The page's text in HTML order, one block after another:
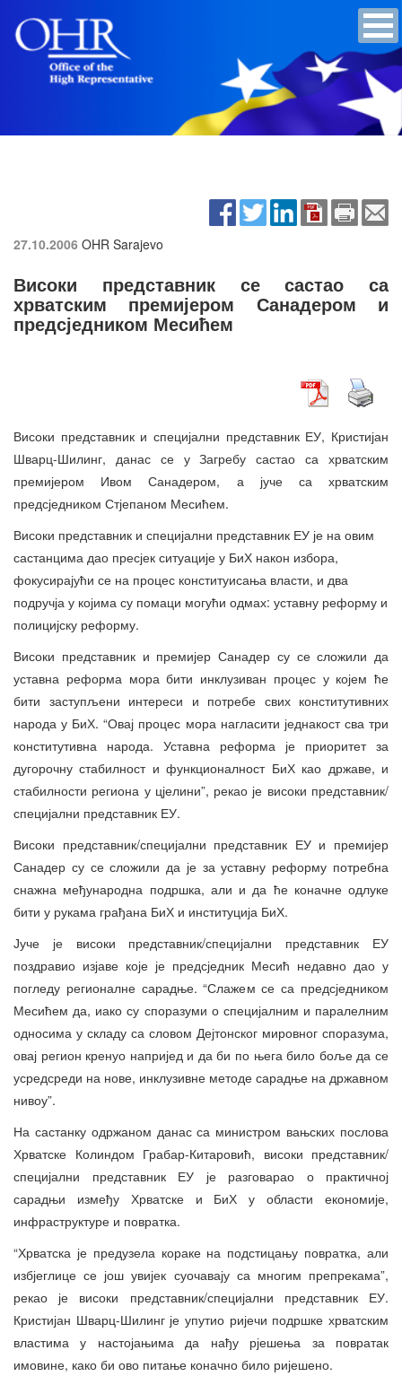
27.10.2006 OHR Sarajevo
Високи представник се састао са
хрватским премијером Санадером и
предсједником Месићем
Високи представник и специјални представник ЕУ, Кристијан
Шварц-Шилинг, данас се у Загребу састао са хрватским
премијером Ивом Санадером, а јуче са хрватским
предсједником Стјепаном Месићем.
Високи представник и специјални представник ЕУ је на овим
састанцима дао пресјек ситуације у БиХ након избора,
фокусирајући се на процес конституисања власти, и два
подручја у којима су помаци могући одмах: уставну реформу и
полицијску реформу.
Високи представник и премијер Санадер су се сложили да
уставна реформа мора бити инклузиван процес у којем ће
бити заступљени интереси и потребе свих конститутивних
народа у БиХ. “Овај процес мора нагласити једнакост сва три
конститутивна народа. Уставна реформа је приоритет за
дугорочну стабилност и функционалност БиХ као државе, и
стабилности региона у цјелини”, рекао је високи представник/
специјални представник ЕУ.
Високи представник/специјални представник ЕУ и премијер
Санадер су се сложили да је за уставну реформу потребна
снажна међународна подршка, али и да ће коначне одлуке
бити у рукама грађана БиХ и институција БиХ.
Јуче је високи представник/специјални представник ЕУ
поздравио изјаве које је предсједник Месић недавно дао у
погледу регионалне сарадње. “Слажем се са предсједником
Месићем да, иако су споразуми о специјалним и паралелним
односима у складу са словом Дејтонског мировног споразума,
овај регион кренуо напријед и да би по њега било боље да се
усредсреди на нове, инклузивне методе сарадње на државном
нивоу”.
На састанку одржаном данас са министром вањских послова
Хрватске Колиндом Грабар-Китаровић, високи представник/
специјални представник ЕУ је разговарао о практичној
сарадњи између Хрватске и БиХ у области економије,
инфраструктуре и повратка.
“Хрватска је предузела кораке на подстицању повратка, али
избјеглице се још увијек суочавају са многим препрекама”,
рекао је високи представник/специјални представник ЕУ.
Кристијан Шварц-Шилинг је упутио ријечи подршке хрватским
властима у настојањима да нађу рјешења за повратак
имовине, како би ово питање коначно било ријешено.